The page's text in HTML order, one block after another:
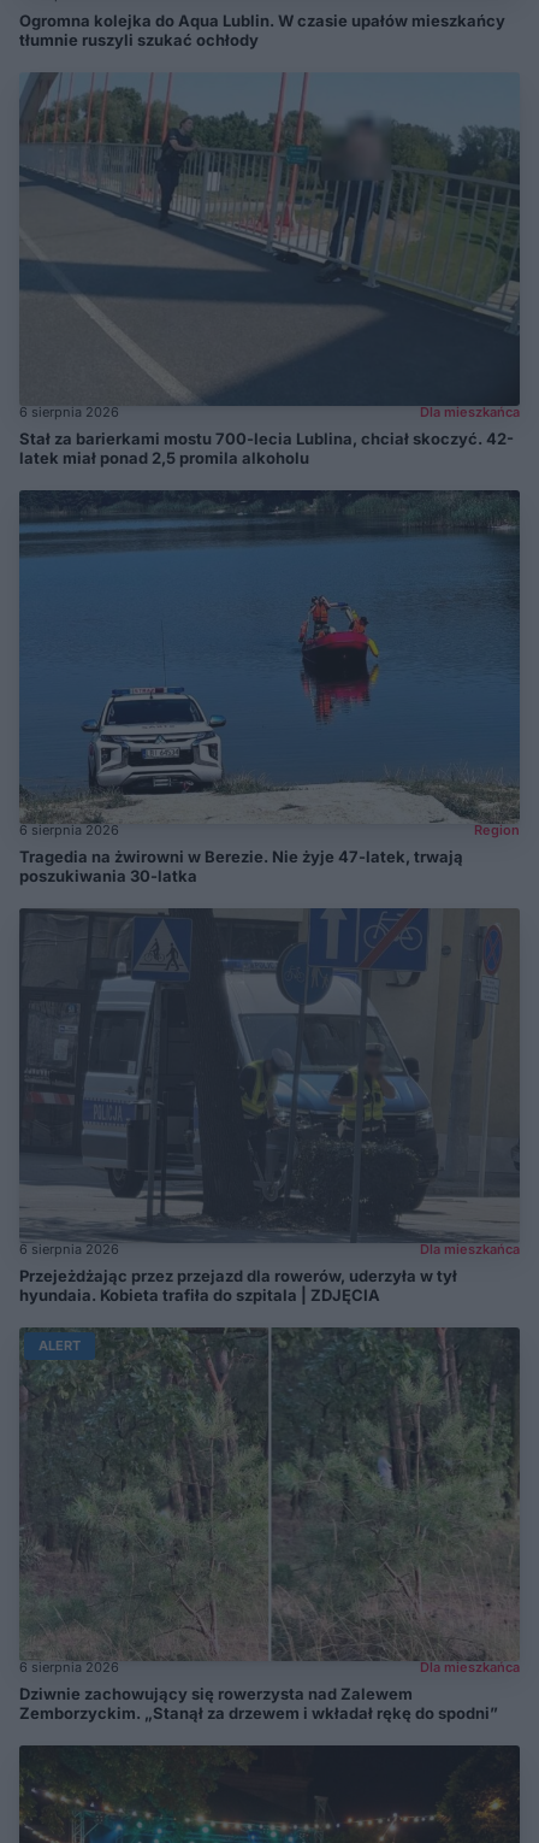
Ogromna kolejka do Aqua Lublin. W czasie upałów mieszkańcy
tłumnie ruszyli szukać ochłody
6 sierpnia 2026 Dla mieszkańca
Stał za barierkami mostu 700-lecia Lublina, chciał skoczyć. 42-
latek miał ponad 2,5 promila alkoholu
6 sierpnia 2026 Region
Tragedia na żwirowni w Berezie. Nie żyje 47-latek, trwają
poszukiwania 30-latka
6 sierpnia 2026 Dla mieszkańca
Przejeżdżając przez przejazd dla rowerów, uderzyła w tył
hyundaia. Kobieta trafiła do szpitala | ZDJĘCIA
ALERT
6 sierpnia 2026 Dla mieszkańca
Dziwnie zachowujący się rowerzysta nad Zalewem
Zemborzyckim. „Stanął za drzewem i wkładał rękę do spodni”